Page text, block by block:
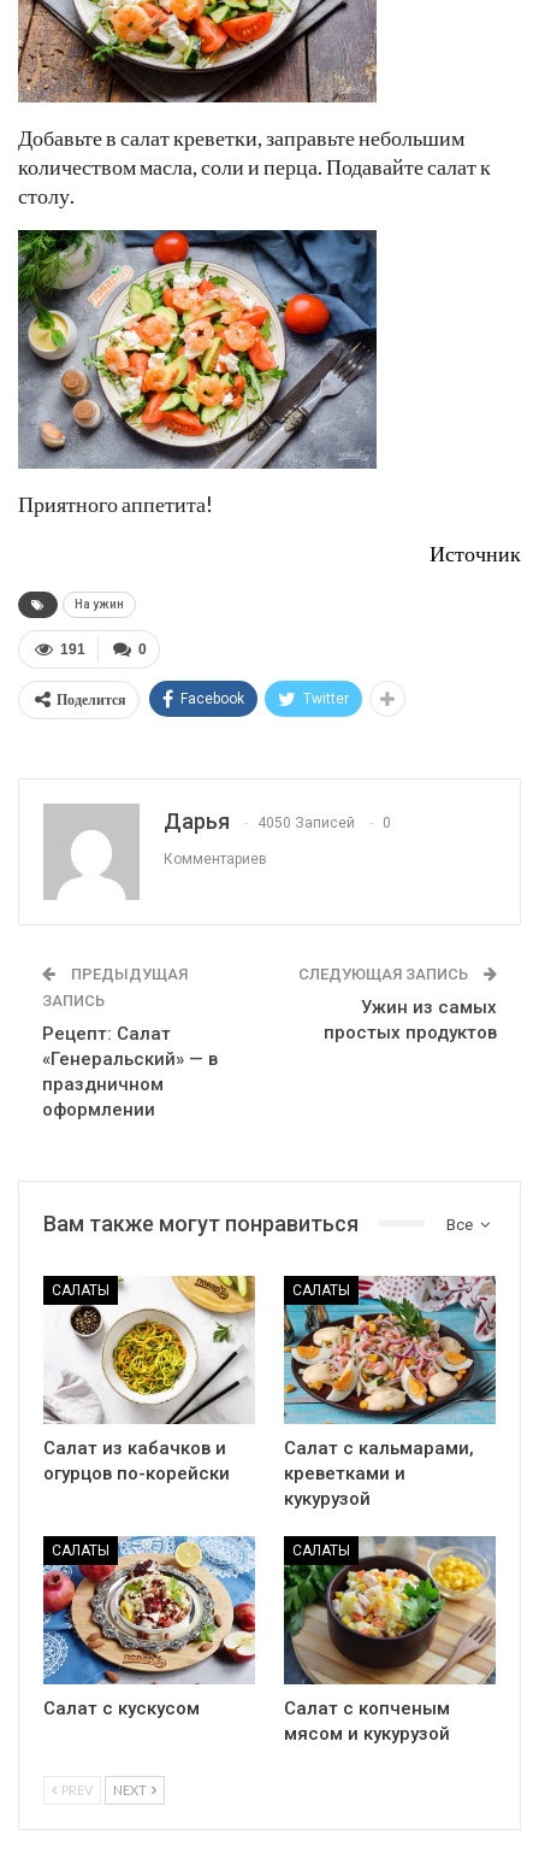
Добавьте в салат креветки, заправьте небольшим
количеством масла, соли и перца. Подавайте салат к
столу.
Приятного аппетита!
Источник
На ужин
0
191
Поделится Facebook Twitter
Дарья 4050 Записей 0
Комментариев
ПРЕДЫДУЩАЯ
ЗАПИСЬ
Рецепт: Салат
«Генеральский» — в
праздничном
оформлении
СЛЕДУЮЩАЯ ЗАПИСЬ
Ужин из самых
простых продуктов
Все
Вам также могут понравиться
САЛАТЫ
Салат из кабачков и
огурцов по-корейски
САЛАТЫ
Салат с кальмарами,
креветками и
кукурузой
САЛАТЫ
Салат с кускусом
САЛАТЫ
Салат с копченым
мясом и кукурузой
PREV NEXT